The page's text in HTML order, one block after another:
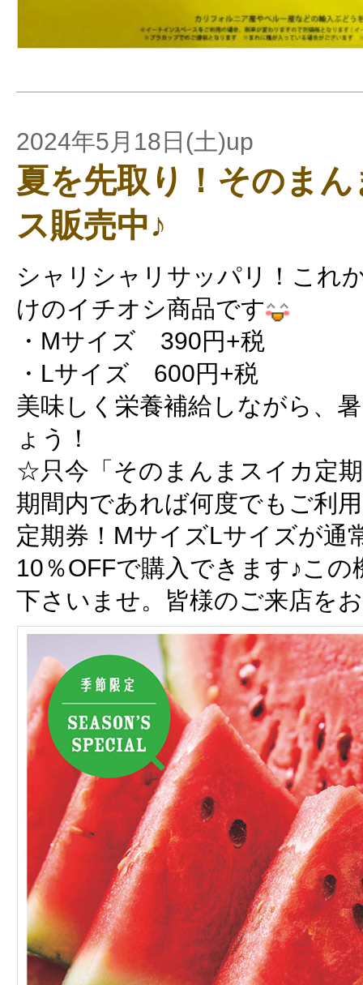
2024年5月18日(土)up
夏を先取り！そのま
ス販売中♪
シャリシャリサッパリ！これ
けのイチオシ商品です
・Mサイズ 390円+税
・Lサイズ 600円+税
美味しく栄養補給しながら、
ょう！
☆只今「そのまんまスイカ定
期間内であれば何度でもご利
定期券！MサイズLサイズが通
10％OFFで購入できます♪こ
下さいませ。皆様のご来店を